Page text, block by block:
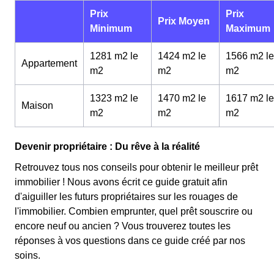
Prix
Minimum
Prix Moyen
Prix
Maximum
Appartement
1281 m2 le
m2
1424 m2 le
m2
1566 m2 le
m2
Maison
1323 m2 le
m2
1470 m2 le
m2
1617 m2 le
m2
Devenir propriétaire : Du rêve à la réalité
Retrouvez tous nos conseils pour obtenir le meilleur prêt
immobilier ! Nous avons écrit ce guide gratuit afin
d'aiguiller les futurs propriétaires sur les rouages de
l'immobilier. Combien emprunter, quel prêt souscrire ou
encore neuf ou ancien ? Vous trouverez toutes les
réponses à vos questions dans ce guide créé par nos
soins.